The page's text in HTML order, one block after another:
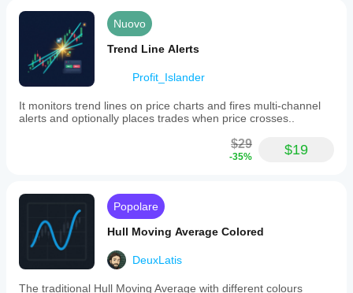
Nuovo
Trend Line Alerts
Profit_Islander
It monitors trend lines on price charts and fires multi-channel
alerts and optionally places trades when price crosses..
$29
-35% $19
Popolare
Hull Moving Average Colored
DeuxLatis
The traditional Hull Moving Average with different colours